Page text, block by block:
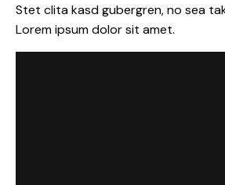
Stet clita kasd gubergren, no sea
Lorem ipsum dolor sit amet.